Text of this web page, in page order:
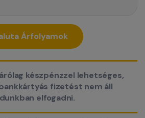
készpénzzel lehetséges,
fizetést nem áll
elfogadni.
Árfolyamok